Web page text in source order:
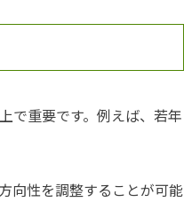
で重要です。例えば、若年
向性を調整することが可能